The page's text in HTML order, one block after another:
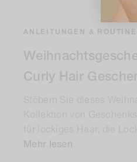
ANLEITUNGEN &
Curly Hair
Mehr lesen